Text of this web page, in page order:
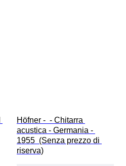
Höfner -  - Chitarra
acustica - Germania -
1955  (Senza prezzo di
riserva)